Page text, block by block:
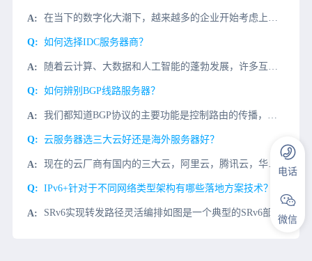
如何选择IDC服务器商？
如何辨别BGP线路服务器？
云服务器选三大云好还是海外服务器好？
现在的云厂商有国内的三大云，阿里云，腾讯云，华为云。几乎国内云市场份额都被这三家云厂商占据，民营企业中阿里云份额最多，游戏互联网CDN语音视频行业腾讯云也有不少，政企华为云。这些市场几乎都是国内市场。
IPv6+针对于不同网络类型架构有哪些落地方案技术？
SRv6实现转发路径灵活编排如图是一个典型的SRv6部署案例，某运营商为客户提供网络安全服务。为防止DDoS攻击，访问数据中心的流量要到DDoS清洗中心进行流量清洗，清洗流量要经过骨干网。该运营商有两
电话
微信